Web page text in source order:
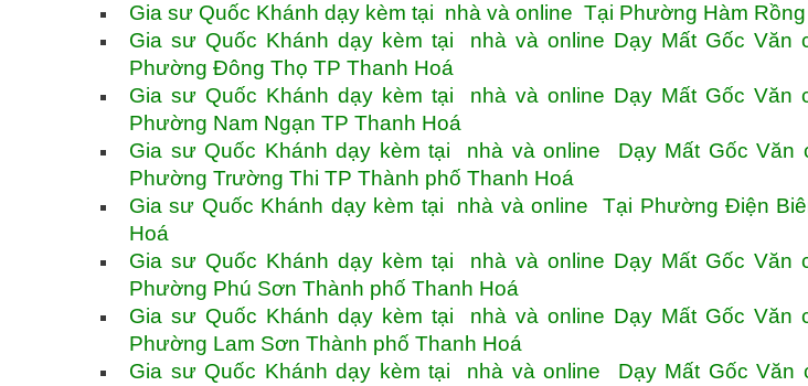
Gia sư Quốc Khánh dạy kèm tại nhà và online Tại Phường Hàm
Gia sư Quốc Khánh dạy kèm tại nhà và online Dạy Mất Gốc Văn
Phường Đông Thọ TP Thanh Hoá
Gia sư Quốc Khánh dạy kèm tại nhà và online Dạy Mất Gốc Văn
Phường Nam Ngạn TP Thanh Hoá
Gia sư Quốc Khánh dạy kèm tại nhà và online Dạy Mất Gốc Văn
Phường Trường Thi TP Thành phố Thanh Hoá
Gia sư Quốc Khánh dạy kèm tại nhà và online Tại Phường Điện
Hoá
Gia sư Quốc Khánh dạy kèm tại nhà và online Dạy Mất Gốc Văn
Phường Phú Sơn Thành phố Thanh Hoá
Gia sư Quốc Khánh dạy kèm tại nhà và online Dạy Mất Gốc Văn
Phường Lam Sơn Thành phố Thanh Hoá
Gia sư Quốc Khánh dạy kèm tại nhà và online Dạy Mất Gốc Văn